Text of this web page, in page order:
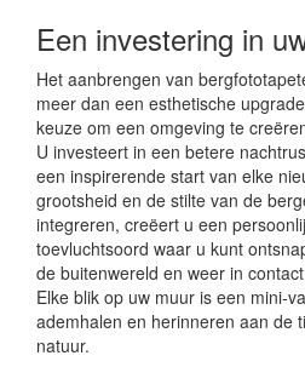
Een investering in
Het aanbrengen van
meer dan een esthetische
keuze om een omgeving te
U investeert in een betere
een inspirerende start van elke
grootsheid en de stilte van de
integreren, creëert u een
toevluchtsoord waar u kunt
de buitenwereld en weer in
Elke blik op uw muur is een mini-
ademhalen en herinneren aan de
natuur.